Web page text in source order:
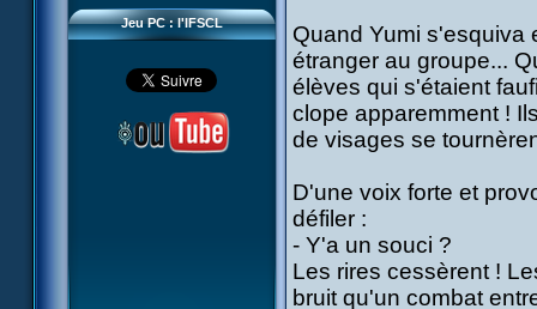
Jeu PC : l'IFSCL
Quand Yumi s'esquiva
étranger au groupe...
élèves qui s'étaient
clope apparemment !
de visages se
D'une voix forte et
défiler :
- Y'a un souci ?
Les rires cessèrent !
bruit qu'un combat